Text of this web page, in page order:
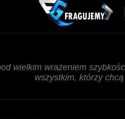
wielkim wrażeniem
wszystkim, którzy